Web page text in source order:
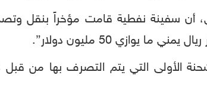
الأولى التي يتم التصرف بها من قبل